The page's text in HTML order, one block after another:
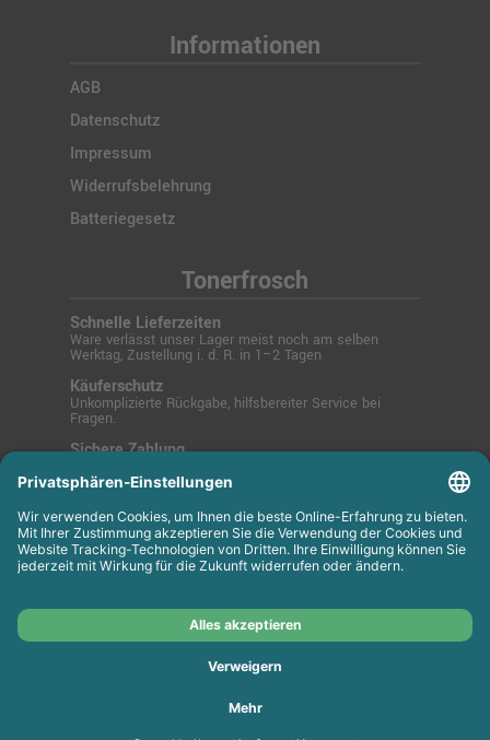
Informationen
AGB
Datenschutz
Impressum
Widerrufsbelehrung
Batteriegesetz
Tonerfrosch
Schnelle Lieferzeiten
Ware verlässt unser Lager meist noch am selben
Werktag, Zustellung i. d. R. in 1–2 Tagen
Käuferschutz
Unkomplizierte Rückgabe, hilfsbereiter Service bei
Fragen.
Sichere Zahlung
oder Rechnung.
© 2025 Tonerfrosch.de - Zuverlässige Drucklösungen
für Büro und Zuhause